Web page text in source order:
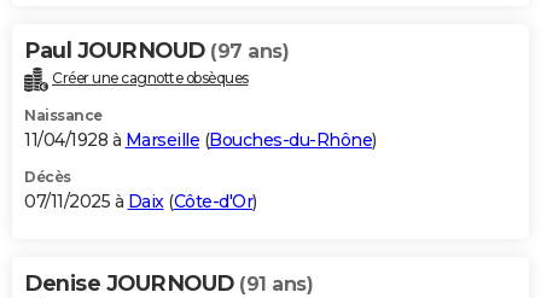
Bricolage
Lifestyle
Culture
Sport
Auto
Television
Voyage
Cinema
Paul JOURNOUD (97 ans)
Créer une cagnotte obsèques
Naissance
11/04/1928 à Marseille (Bouches-du-Rhône)
Décès
07/11/2025 à Daix(Côte-d'Or)
Denise JOURNOUD (91 ans)